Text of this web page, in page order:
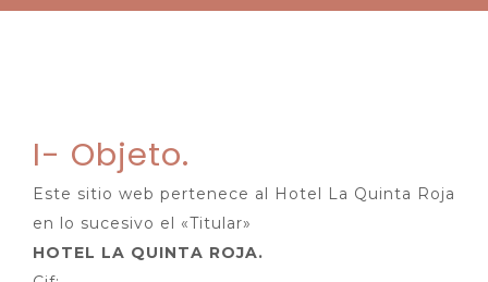
I- Objeto.
Este sitio web pertenece al Hotel La Quinta Roja
en lo sucesivo el «Titular»
HOTEL LA QUINTA ROJA.